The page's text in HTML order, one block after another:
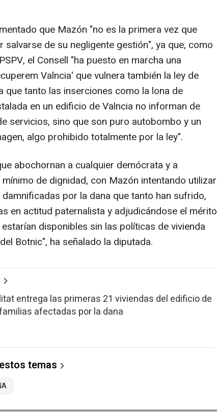
que Mazón "no es la primera vez que
salvarse de su negligente gestión", ya que, como
el Consell "ha puesto en marcha una
Valncia' que vulnera también la ley de
que tanto las inserciones como la lona de
en un edificio de Valncia no informan de
servicios, sino que son puro autobombo y un
algo prohibido totalmente por la ley".
abochornan a cualquier demócrata y a
de dignidad, con Mazón intentando utilizar
por la dana que tanto han sufrido,
en actitud paternalista y adjudicándose el mérito
disponibles sin las políticas de vivienda
Botnic", ha señalado la diputada.
entrega las primeras 21 viviendas del edificio de
afectadas por la dana
temas